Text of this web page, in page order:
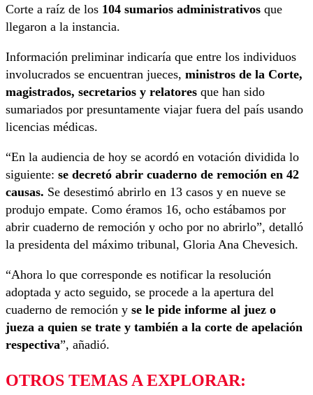
Corte a raíz de los 104 sumarios administrativos que
llegaron a la instancia.
Información preliminar indicaría que entre los individuos
involucrados se encuentran jueces, ministros de la Corte,
magistrados, secretarios y relatores que han sido
sumariados por presuntamente viajar fuera del país usando
licencias médicas.
“En la audiencia de hoy se acordó en votación dividida lo
siguiente: se decretó abrir cuaderno de remoción en 42
causas. Se desestimó abrirlo en 13 casos y en nueve se
produjo empate. Como éramos 16, ocho estábamos por
abrir cuaderno de remoción y ocho por no abrirlo”, detalló
la presidenta del máximo tribunal, Gloria Ana Chevesich.
“Ahora lo que corresponde es notificar la resolución
adoptada y acto seguido, se procede a la apertura del
cuaderno de remoción y se le pide informe al juez o
jueza a quien se trate y también a la corte de apelación
respectiva”, añadió.
OTROS TEMAS A EXPLORAR: